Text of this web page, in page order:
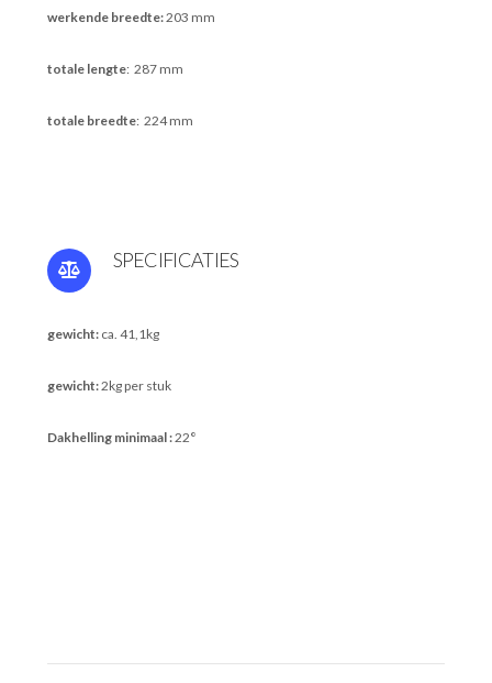
werkende breedte:203 mm
totale lengte: 287 mm
totale breedte: 224 mm
SPECIFICATIES
gewicht:ca. 41,1kg
gewicht:2kg per stuk
Dakhelling minimaal :22°